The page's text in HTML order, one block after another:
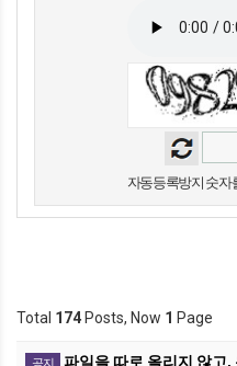
자동등록방지 숫자
Total 174 Posts, Now 1 Page
공지 파일을 따로 올리지 않고